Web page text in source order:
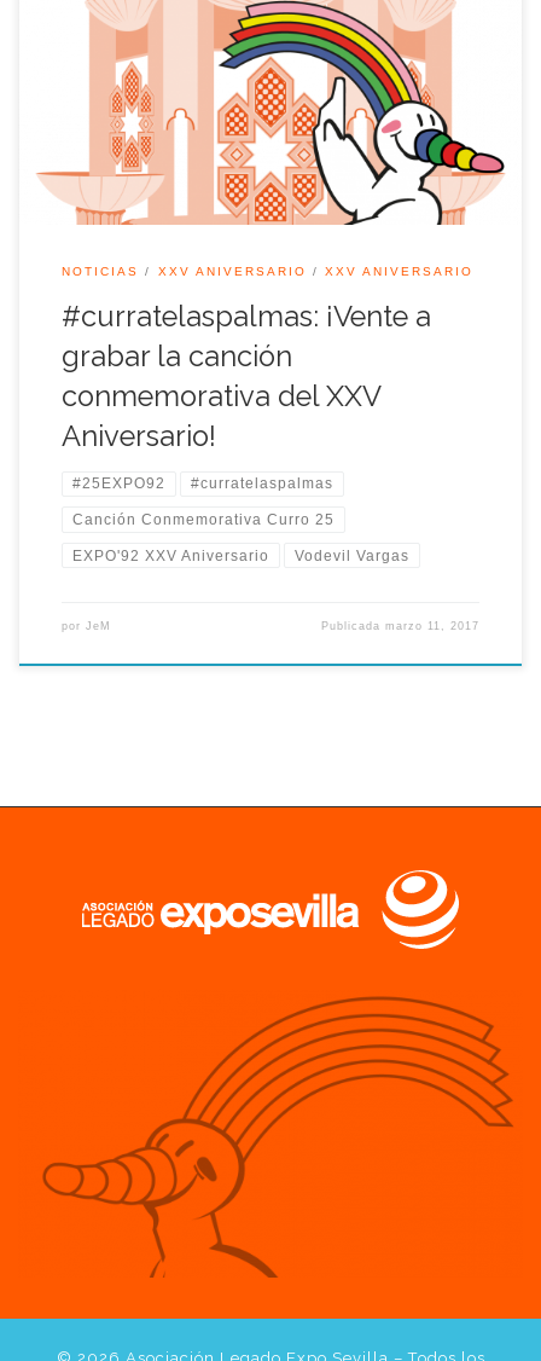
· El artista Vodevil Vargas se suma a las celebraciones con un
tema instrumental titulado ‘Curro, 25’. · La grabación popular
de las palmas de la canción tendrá lugar el próximo sábado
18 de marzo en el patio central de la Fundación Tres Culturas
y contará con la presencia de […]
NOTICIAS XXV ANIVERSARIO XXV ANIVERSARIO
#curratelaspalmas: ¡Vente a
grabar la canción
conmemorativa del XXV
Aniversario!
#25EXPO92 #curratelaspalmas
Canción Conmemorativa Curro 25
EXPO'92 XXV Aniversario Vodevil Vargas
por JeM Publicadamarzo 11, 2017